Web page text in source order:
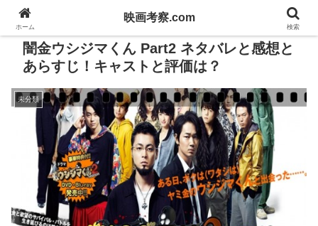
闇金ウシジマくん Part2 ネタバレと感想と
あらすじ！キャストと評価は？
未分類
ホーム
映画考察.com
検索